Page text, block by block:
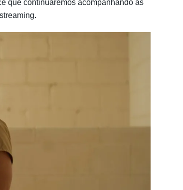
que continuaremos acompanhando as